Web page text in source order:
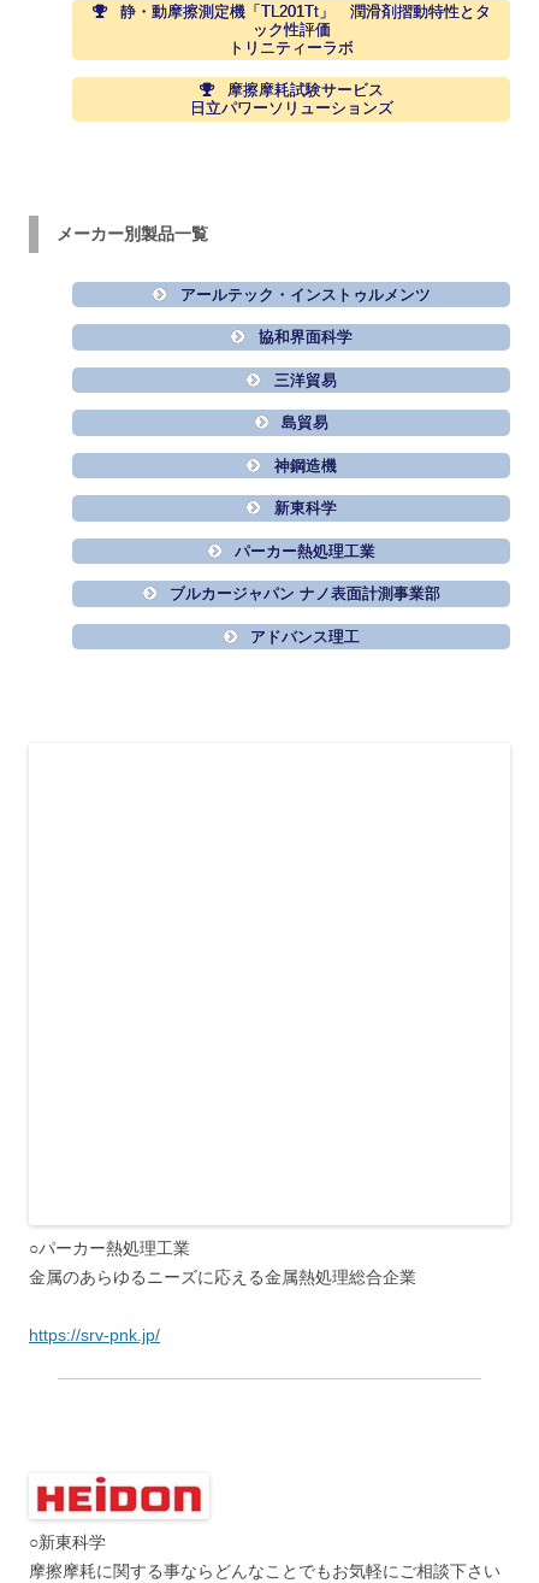
静・動摩擦測定機「TL201Tt」 潤滑剤摺動特性とタ
ック性評価
トリニティーラボ
摩擦摩耗試験サービス
日立パワーソリューションズ
メーカー別製品一覧
アールテック・インストゥルメンツ
協和界面科学
三洋貿易
島貿易
神鋼造機
新東科学
パーカー熱処理工業
ブルカージャパン ナノ表面計測事業部
アドバンス理工
○神鋼造機
http://www.kobelco-machinery-engineering.co.jp/